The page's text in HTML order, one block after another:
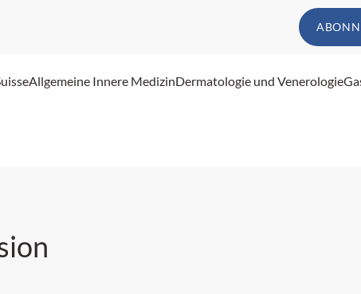
Allgemeine Innere MedizinDermatologie und Venerologie